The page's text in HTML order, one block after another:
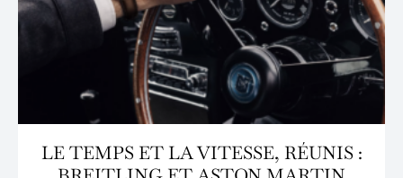
LE TEMPS ET LA VITESSE, RÉUNIS :